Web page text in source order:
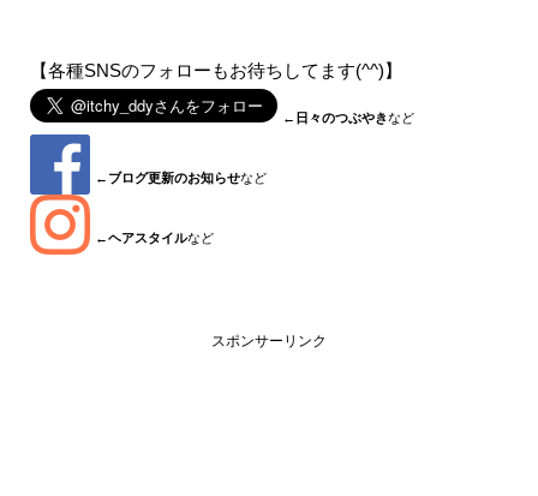
【各種SNSのフォローもお待ちしてます(^^)】
← 日々のつぶやきなど
← ブログ更新のお知らせなど
←ヘアスタイルなど
スポンサーリンク